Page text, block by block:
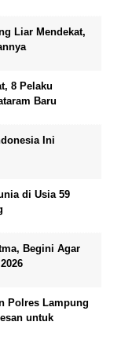
Liar Mendekat,
8 Pelaku
Baru
Ini
di Usia 59
Begini Agar
Polres Lampung
untuk